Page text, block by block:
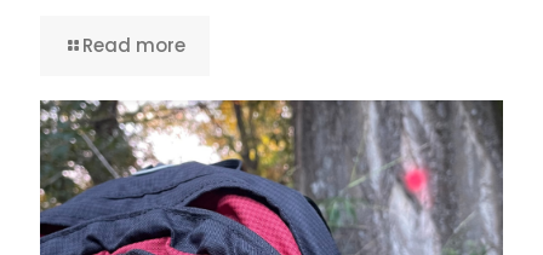
Read more